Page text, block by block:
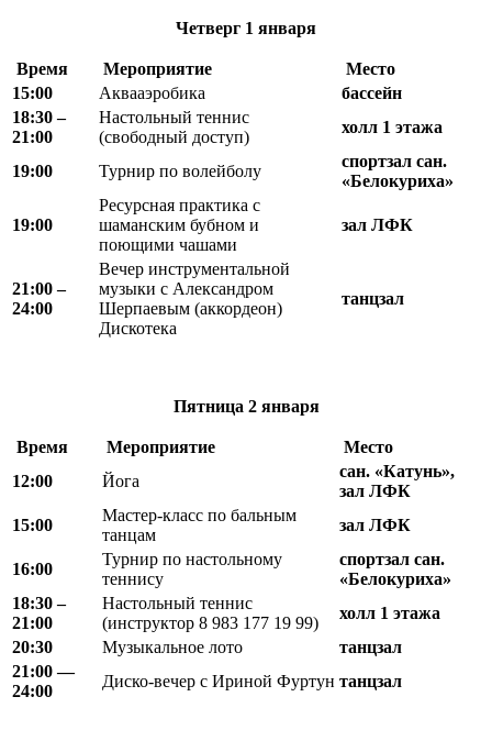
Четверг 1 января
Время Мероприятие
Место
15:00
Аквааэробика
бассейн
18:30 –
21:00
Настольный теннис
(свободный доступ)
холл 1 этажа
19:00 Турнир по волейболу
спортзал сан.
«Белокуриха»
19:00
Ресурсная практика с
шаманским бубном и
поющими чашами
зал ЛФК
21:00 –
24:00
Вечер инструментальной
музыки с Александром
Шерпаевым (аккордеон)
Дискотека
танцзал
Пятница 2 января
Время Мероприятие
Место
12:00
Йога
сан. «Катунь»,
зал ЛФК
15:00
Мастер-класс по бальным
танцам
зал ЛФК
16:00
Турнир по настольному
теннису
спортзал сан.
«Белокуриха»
18:30 –
21:00
Настольный теннис
(инструктор 8 983 177 19 99)
холл 1 этажа
20:30
Музыкальное лото
танцзал
21:00 —
24:00
Диско-вечер с Ириной Фуртун танцзал